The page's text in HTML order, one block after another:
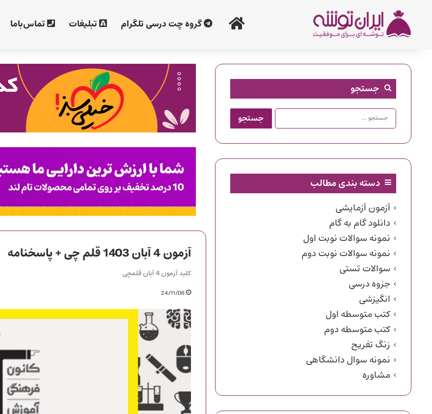
خانه گروه چت درسی تلگرام تبلیغات تماس‌با‌ما
آزمون 4 آبان 1403 قلم چی + پاسخنامه
کلید آزمون 4 آبان قلمچی
24/11/06
جستجو
جستجو
برای:
دسته بندی مطالب
آزمون آزمایشی
دانلود گام به گام
نمونه سوالات نوبت اول
نمونه سوالات نوبت دوم
سوالات تستی
جزوه درسی
انگیزشی
کتب متوسطه اول
کتب متوسطه دوم
زنگ تفریح
نمونه سوال دانشگاهی
مشاوره